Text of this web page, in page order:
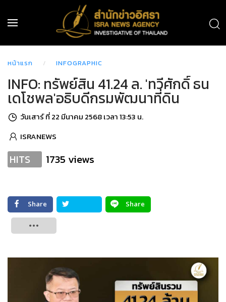
หน้าแรก INFOGRAPHIC
INFO: ทรัพย์สิน 41.24 ล. 'ทวีศักดิ์ ธน
เดโชพล'อธิบดีกรมพัฒนาที่ดิน
วันเสาร์ ที่ 22 มีนาคม 2568 เวลา 13:53 น.
ISRANEWS
HITS 1735 views
Share
Share